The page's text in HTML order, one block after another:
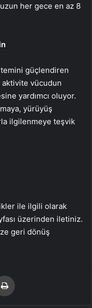
her gece en az 8
güçlendiren
aktivite vücudun
yardımcı oluyor.
yürüyüş
ilgilenmeye teşvik
ile ilgili olarak
üzerinden iletiniz.
geri dönüş
paylaş